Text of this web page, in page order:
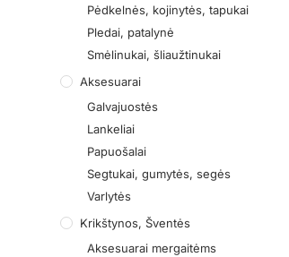
Pėdkelnės, kojinytės, tapukai
Pledai, patalynė
Smėlinukai, šliaužtinukai
Aksesuarai
Galvajuostės
Lankeliai
Papuošalai
Segtukai, gumytės, segės
Varlytės
Krikštynos, Šventės
Aksesuarai mergaitėms